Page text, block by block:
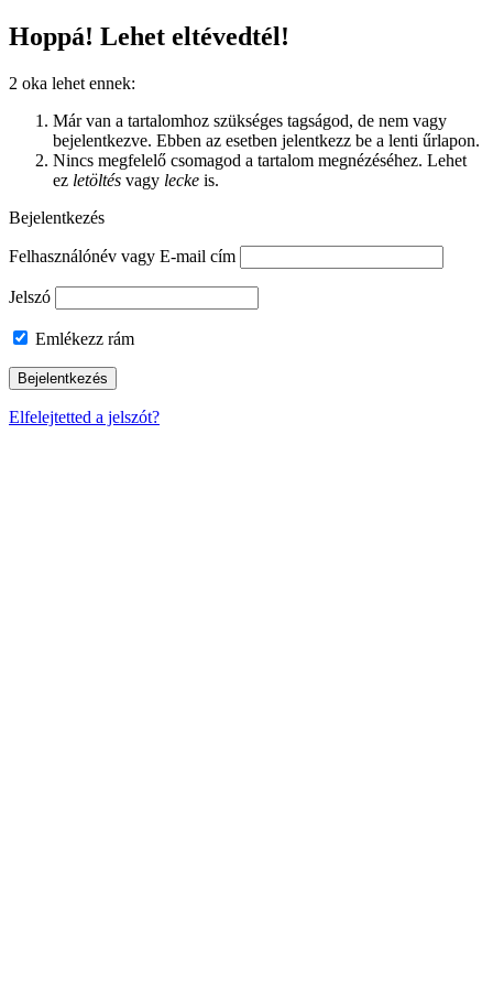
Hoppá! Lehet eltévedtél!
2 oka lehet ennek:
Már van a tartalomhoz szükséges tagságod, de nem vagy
bejelentkezve. Ebben az esetben jelentkezz be a lenti űrlapon.
Nincs megfelelő csomagod a tartalom megnézéséhez. Lehet
ez letöltés vagy lecke is.
Bejelentkezés
Felhasználónév vagy E-mail cím
Jelszó
Emlékezz rám
Elfelejtetted a jelszót?